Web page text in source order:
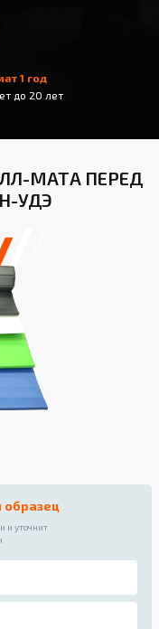
1 год
до 20 лет
МАТА ПЕРЕД
УДЭ
и уточнит